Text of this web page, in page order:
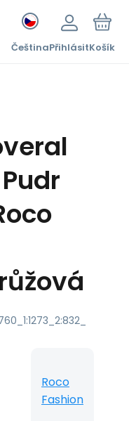
ČeštinaPřihlásitKošík
Roco
Fashion